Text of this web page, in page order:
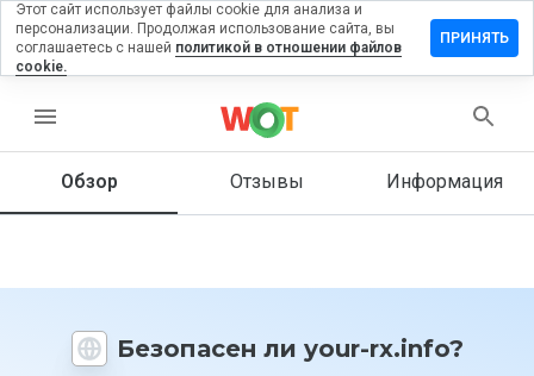
menu
Обзор Отзывы Информация
Безопасен ли your-rx.info?
на
оценили
сайт от
1 до 5?
Этот сайт использует файлы cookie для анализа и
персонализации. Продолжая использование сайта, вы
соглашаетесь с нашей политикой в отношении файлов
cookie.
ПРИНЯТЬ